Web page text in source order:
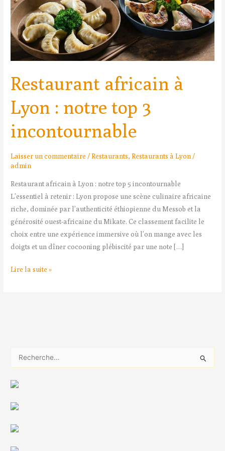
Restaurant africain à
Lyon : notre top 3
incontournable
Laisser un commentaire /Restaurants,Restaurants à Lyon /
admin
Restaurant africain à Lyon : notre top 5 incontournable
L’essentiel à retenir : Lyon propose une scène culinaire africaine
riche, dominée par l’authenticité éthiopienne du Messob et la
générosité ouest-africaine du Mikate. Ce classement facilite le
choix entre une expérience immersive où l’on mange avec les
doigts et un dîner cocooning plébiscité par une note […]
top
3
incontournable
Lire la suite »
c
h
r